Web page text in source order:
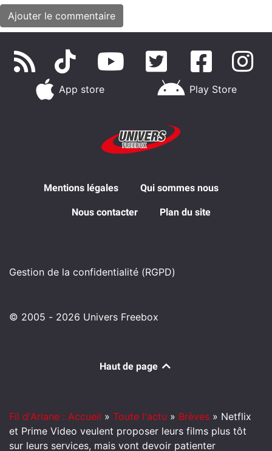
App store Play Store
Mentions légales Qui sommes nous
Nous contacter Plan du site
Gestion de la confidentialité (RGPD)
© 2005 - 2026 Univers Freebox
Haut de page
Fil d'Ariane : Accueil » Toute l'actu » Brèves » Netflix
et Prime Video veulent proposer leurs films plus tôt
sur leurs services, mais vont devoir patienter